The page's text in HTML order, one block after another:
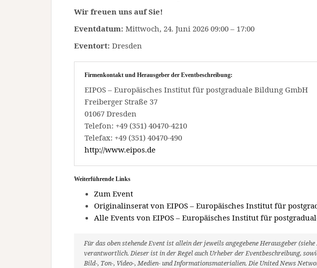
Wir freuen uns auf Sie!
Eventdatum: Mittwoch, 24. Juni 2026 09:00 – 17:00
Eventort: Dresden
Firmenkontakt und Herausgeber der Eventbeschreibung:
EIPOS – Europäisches Institut für postgraduale Bildung GmbH
Freiberger Straße 37
01067 Dresden
Telefon: +49 (351) 40470-4210
Telefax: +49 (351) 40470-490
http://www.eipos.de
Weiterführende Links
Zum Event
Originalinserat von EIPOS – Europäisches Institut für
Alle Events von EIPOS – Europäisches Institut für
Für das oben stehende Event ist allein der jeweils angegebene Herausgeber
verantwortlich. Dieser ist in der Regel auch Urheber der Eventbeschreibung,
Bild-, Ton-, Video-, Medien- und Informationsmaterialien. Die United News